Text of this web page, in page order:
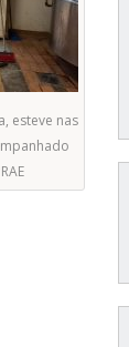
esteve nas